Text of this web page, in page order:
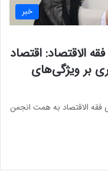
خبر
الاقتصاد: اقتصاد
بر ویژگی‌های
الاقتصاد به همت انجمن